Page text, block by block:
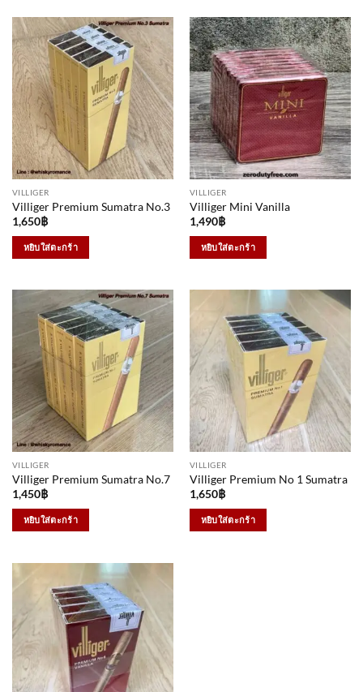
VILLIGER
Villiger Premium Sumatra No.3
1,650฿
หยิบใส่ตะกร้า
VILLIGER
Villiger Mini Vanilla
1,490฿
หยิบใส่ตะกร้า
VILLIGER
Villiger Premium Sumatra No.7
1,450฿
หยิบใส่ตะกร้า
VILLIGER
Villiger Premium No 1 Sumatra
1,650฿
หยิบใส่ตะกร้า